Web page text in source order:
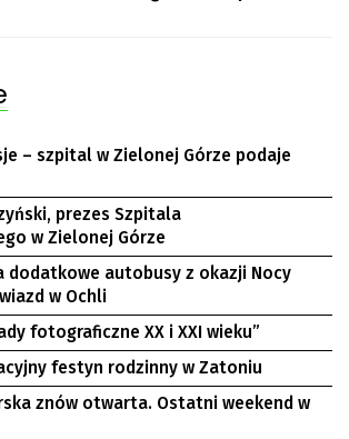
– szpital w Zielonej Górze podaje
prezes Szpitala
w Zielonej Górze
dodatkowe autobusy z okazji Nocy
w Ochli
„Tu były… zakłady fotograficzne XX i XXI wieku”
festyn rodzinny w Zatoniu
znów otwarta. Ostatni weekend w